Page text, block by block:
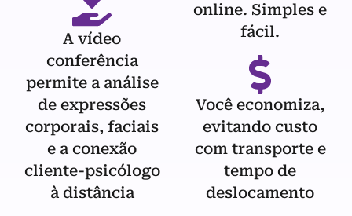
A vídeo
conferência
permite a análise
de expressões
corporais, faciais
e a conexão
cliente-psicólogo
à distância
online. Simples e
fácil.
Você economiza,
evitando custo
com transporte e
tempo de
deslocamento